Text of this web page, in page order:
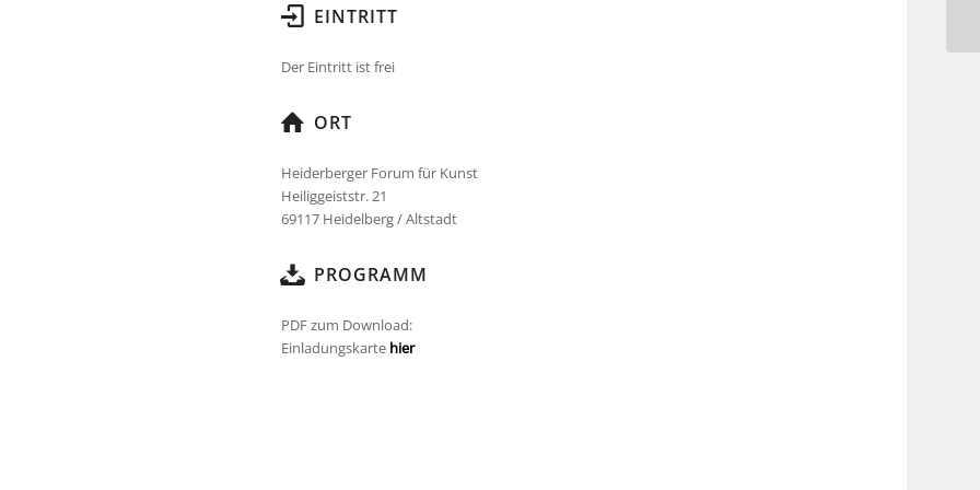
EINTRITT
Der Eintritt ist frei
ORT
Heiderberger Forum für Kunst
Heiliggeiststr. 21
69117 Heidelberg / Altstadt
PROGRAMM
PDF zum Download:
Einladungskarte hier